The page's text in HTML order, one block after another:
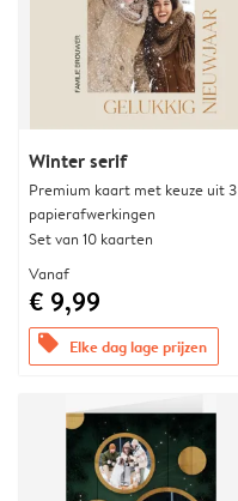
Winter serif
Premium kaart met keuze uit 3
papierafwerkingen
Set van 10 kaarten
Vanaf
€ 9,99
offers Elke dag lage prijzen